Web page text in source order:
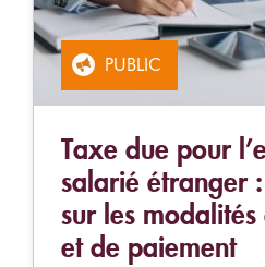
PUBLIC
Taxe due pour
salarié étranger
sur les
et de paiement